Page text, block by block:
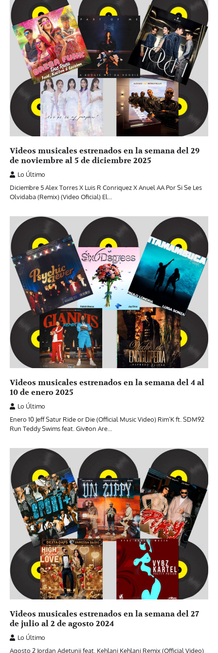
Videos musicales estrenados en la semana del 29
de noviembre al 5 de diciembre 2025
Lo Último
Diciembre 5 Alex Torres X Luis R Conriquez X Anuel AA Por Si Se Les
Olvidaba (Remix) (Video Oficial) El…
Videos musicales estrenados en la semana del 4 al
10 de enero 2025
Lo Último
Enero 10 Jeff Satur Ride or Die (Official Music Video) Rim’K ft. ‪SDM92‬ ‬
Run Teddy Swims feat. Givēon Are…
Videos musicales estrenados en la semana del 27
de julio al 2 de agosto 2024
Lo Último
Agosto 2 Jordan Adetunji feat. Kehlani Kehlani Remix (Official Video)